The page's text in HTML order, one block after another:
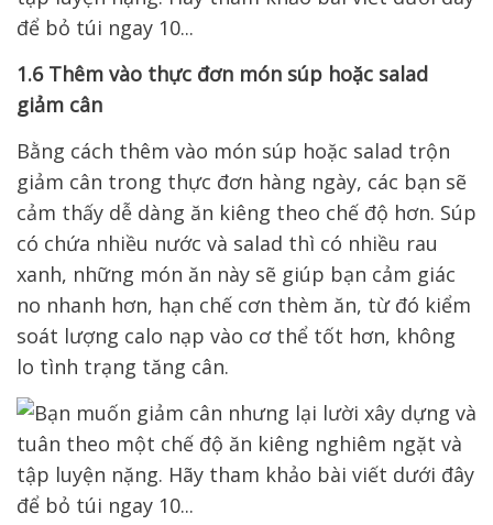
1.6 Thêm vào thực đơn món súp hoặc salad
giảm cân
Bằng cách thêm vào món súp hoặc salad trộn
giảm cân trong thực đơn hàng ngày, các bạn sẽ
cảm thấy dễ dàng ăn kiêng theo chế độ hơn. Súp
có chứa nhiều nước và salad thì có nhiều rau
xanh, những món ăn này sẽ giúp bạn cảm giác
no nhanh hơn, hạn chế cơn thèm ăn, từ đó kiểm
soát lượng calo nạp vào cơ thể tốt hơn, không
lo tình trạng tăng cân.